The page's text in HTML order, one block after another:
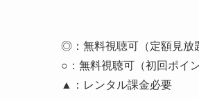
◎：無料視聴可（定額見放
○：無料視聴可（初回ポイ
▲：レンタル課金必要